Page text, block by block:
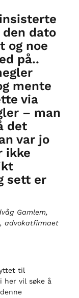
dato
og noe
på..
mente
via
– man
det
var jo
ikke
sett er
Gamlem,
advokatfirmaet
til
her vil søke å